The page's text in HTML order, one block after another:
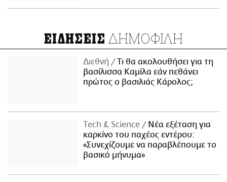
ΕΙΔΗΣΕΙΣ ΔΗΜΟΦΙΛΗ
Διεθνή
Τι θα ακολουθήσει για τη
βασίλισσα Καμίλα εάν πεθάνει
πρώτος ο βασιλιάς Κάρολος;
Τech & Science
Νέα εξέταση για
καρκίνο του παχέος εντέρου:
«Συνεχίζουμε να παραβλέπουμε το
βασικό μήνυμα»